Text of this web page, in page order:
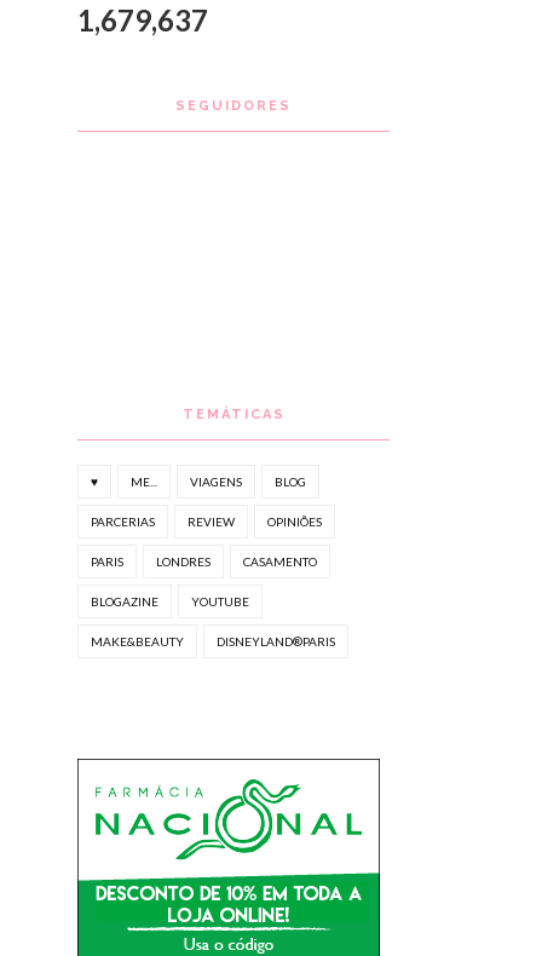
1,679,637
SEGUIDORES
TEMÁTICAS
♥ ME... VIAGENS BLOG
PARCERIAS REVIEW OPINIÕES
PARIS LONDRES CASAMENTO
BLOGAZINE YOUTUBE
MAKE&BEAUTY DISNEYLAND®PARIS